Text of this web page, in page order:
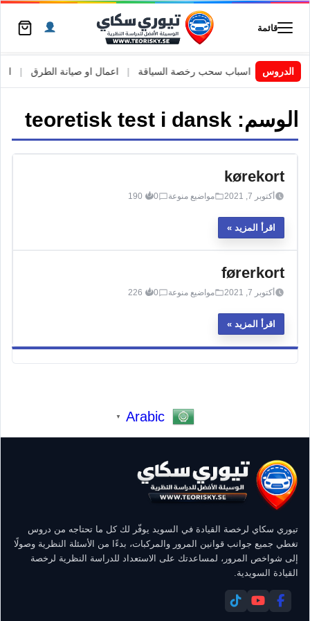
قائمة
الدروسالسويد | اسباب سحب رخصة السياقة اعمال او صيانة الطرق
الوسم: teoretisk test i dansk
kørekort
أكتوبر 7, 2021 مواضيع منوعة 0
190
اقرأ المزيد
førerkort
أكتوبر 7, 2021 مواضيع منوعة 0
226
اقرأ المزيد
Arabic
▼
تيوري سكاي لرخصة القيادة في السويد يوفّر لك كل ما تحتاجه من دروس
تغطي جميع جوانب قوانين المرور والمركبات، بدءًا من الأسئلة النظرية وصولًا
إلى شواخص المرور، لمساعدتك على الاستعداد للدراسة النظرية لرخصة
القيادة السويدية.